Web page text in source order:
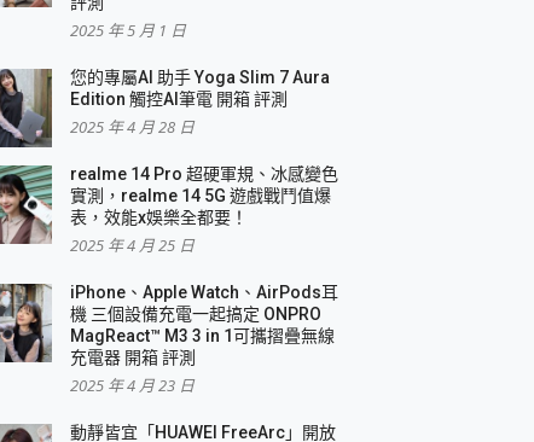
2025 年 5 月 1 日
您的專屬AI 助手 Yoga Slim 7 Aura
Edition 觸控AI筆電 開箱 評測
2025 年 4 月 28 日
realme 14 Pro 超硬軍規、冰感變色
實測，realme 14 5G 遊戲戰鬥值爆
表，效能x娛樂全都要！
2025 年 4 月 25 日
iPhone、Apple Watch、AirPods耳
機 三個設備充電一起搞定 ONPRO
MagReact™ M3 3 in 1可攜摺疊無線
充電器 開箱 評測
2025 年 4 月 23 日
動靜皆宜「HUAWEI FreeArc」開放